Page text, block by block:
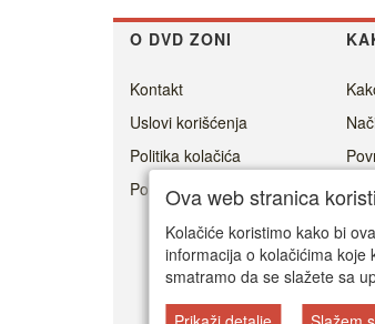
O DVD ZONI
Kontakt
Uslovi korišćenja
Politika kolačića
Politika privatnosti
Ova web stranica
Kolačiće koristimo kako bi
informacija o kolačićima
smatramo da se slažete sa